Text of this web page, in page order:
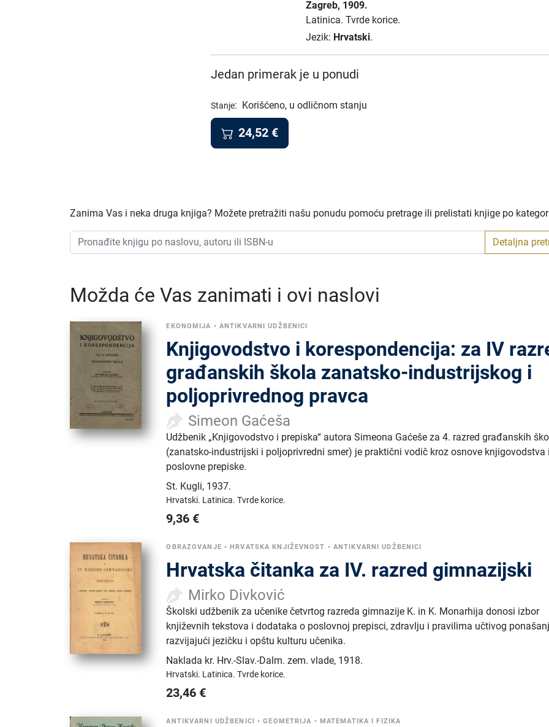
Zagreb, 1909.
Latinica. Tvrde korice.
Jezik: Hrvatski.
Jedan primerak je u ponudi
Stanje: Korišćeno, u odličnom stanju
24,52 €
Zanima Vas i neka druga knjiga? Možete pretražiti našu ponudu pomoću pretrage ili prelistati knjige po
Detaljna
Možda će Vas zanimati i ovi naslovi
EKONOMIJA • ANTIKVARNI UDŽBENICI
Knjigovodstvo i korespondencija: za IV
građanskih škola zanatsko-industrijskog i
poljoprivrednog pravca
Simeon Gaćeša
Udžbenik „Knjigovodstvo i prepiska“ autora Simeona Gaćeše za 4. razred građanskih
(zanatsko-industrijski i poljoprivredni smer) je praktični vodič kroz osnove knjigovodstva i
poslovne prepiske.
St. Kugli, 1937.
Hrvatski. Latinica.Tvrde korice.
9,36 €
OBRAZOVANJE •HRVATSKA KNJIŽEVNOST • ANTIKVARNI UDŽBENICI
Hrvatska čitanka za IV. razred gimnazijski
Mirko Divković
Školski udžbenik za učenike četvrtog razreda gimnazije K. in K. Monarhija donosi izbor
književnih tekstova i dodataka o poslovnoj prepisci, zdravlju i pravilima učtivog
razvijajući jezičku i opštu kulturu učenika.
Naklada kr. Hrv.-Slav.-Dalm. zem. vlade, 1918.
Hrvatski. Latinica.Tvrde korice.
23,46 €
ANTIKVARNI UDŽBENICI •GEOMETRIJA • MATEMATIKA I FIZIKA